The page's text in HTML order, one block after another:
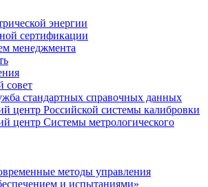
энергии
сертификации
менеджмента
совет
стандартных справочных данных
центр Российской системы калибровки
центр Системы метрологического
методы управления
и испытаниями»